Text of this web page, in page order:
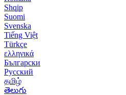
Shqip
Suomi
Svenska
Tiếng Việt
Türkçe
ελληνικά
Български
Русский
தமிழ்
తెలుగు